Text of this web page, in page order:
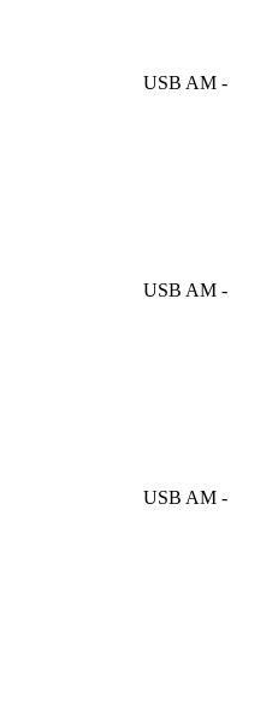
USB AM -
USB AM -
USB AM -